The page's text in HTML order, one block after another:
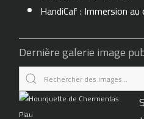
HandiCaf : Immersion
Dernière galerie image